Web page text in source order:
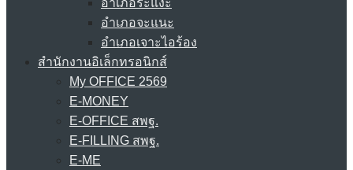
อำเภอระแงะ
อำเภอจะแนะ
อำเภอเจาะไอร้อง
สำนักงานอิเล็กทรอนิกส์
My OFFICE 2569
E-MONEY
E-OFFICE สพฐ.
E-FILLING สพฐ.
E-ME